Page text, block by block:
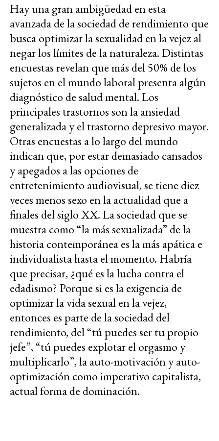
Hay una gran ambigüedad en esta
avanzada de la sociedad de rendimiento que
busca optimizar la sexualidad en la vejez al
negar los límites de la naturaleza. Distintas
encuestas revelan que más del 50% de los
sujetos en el mundo laboral presenta algún
diagnóstico de salud mental. Los
principales trastornos son la ansiedad
generalizada y el trastorno depresivo mayor.
Otras encuestas a lo largo del mundo
indican que, por estar demasiado cansados
y apegados a las opciones de
entretenimiento audiovisual, se tiene diez
veces menos sexo en la actualidad que a
finales del siglo XX. La sociedad que se
muestra como “la más sexualizada” de la
historia contemporánea es la más apática e
individualista hasta el momento. Habría
que precisar, ¿qué es la lucha contra el
edadismo? Porque si es la exigencia de
optimizar la vida sexual en la vejez,
entonces es parte de la sociedad del
rendimiento, del “tú puedes ser tu propio
jefe”, “tú puedes explotar el orgasmo y
multiplicarlo”, la auto-motivación y auto-
optimización como imperativo capitalista,
actual forma de dominación.